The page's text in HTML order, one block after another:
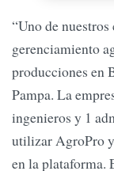
“Uno de nuestros
gerenciamiento
producciones en
Pampa. La
ingenieros y 1
utilizar AgroPro
en la plataforma.